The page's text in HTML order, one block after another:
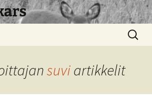
Haku:
suviartikkelit